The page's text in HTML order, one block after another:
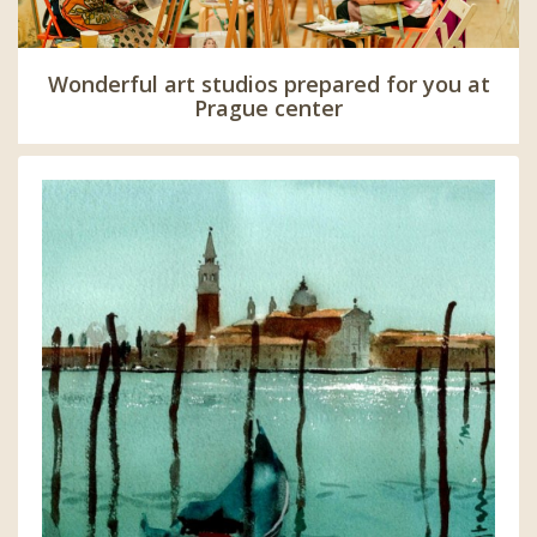
Wonderful art studios prepared for you at
Prague center